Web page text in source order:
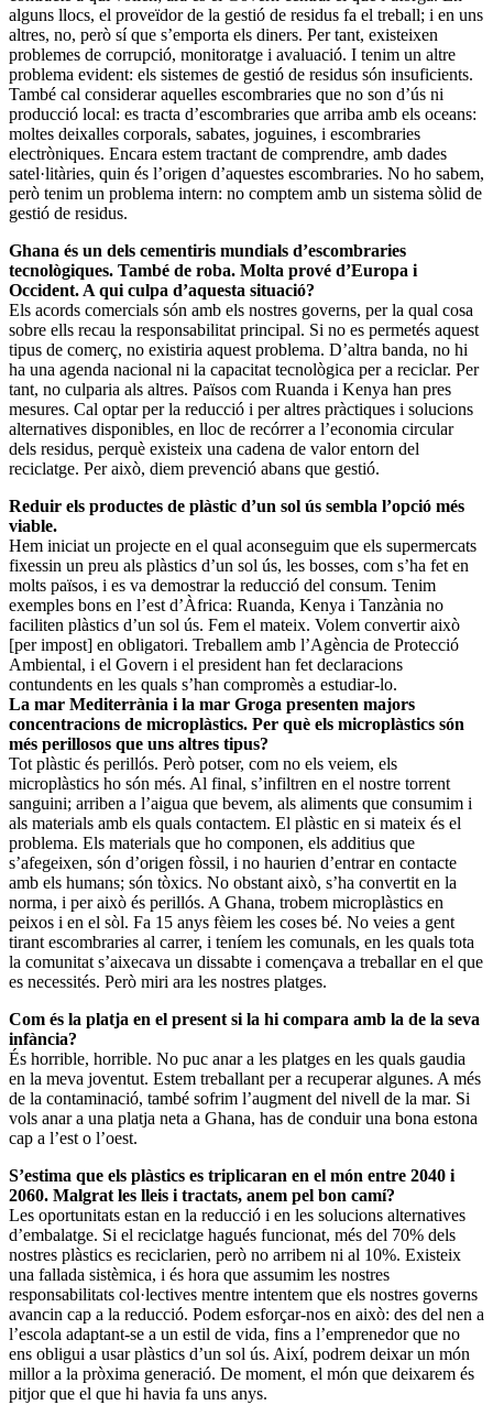
alguns llocs, el proveïdor de la gestió de residus fa el treball; i en uns
altres, no, però sí que s’emporta els diners. Per tant, existeixen
problemes de corrupció, monitoratge i avaluació. I tenim un altre
problema evident: els sistemes de gestió de residus són insuficients.
També cal considerar aquelles escombraries que no son d’ús ni
producció local: es tracta d’escombraries que arriba amb els oceans:
moltes deixalles corporals, sabates, joguines, i escombraries
electròniques. Encara estem tractant de comprendre, amb dades
satel·litàries, quin és l’origen d’aquestes escombraries. No ho sabem,
però tenim un problema intern: no comptem amb un sistema sòlid de
gestió de residus.
Ghana és un dels cementiris mundials d’escombraries
tecnològiques. També de roba. Molta prové d’Europa i
Occident. A qui culpa d’aquesta situació?
Els acords comercials són amb els nostres governs, per la qual cosa
sobre ells recau la responsabilitat principal. Si no es permetés aquest
tipus de comerç, no existiria aquest problema. D’altra banda, no hi
ha una agenda nacional ni la capacitat tecnològica per a reciclar. Per
tant, no culparia als altres. Països com Ruanda i Kenya han pres
mesures. Cal optar per la reducció i per altres pràctiques i solucions
alternatives disponibles, en lloc de recórrer a l’economia circular
dels residus, perquè existeix una cadena de valor entorn del
reciclatge. Per això, diem prevenció abans que gestió.
Reduir els productes de plàstic d’un sol ús sembla l’opció més
viable.
Hem iniciat un projecte en el qual aconseguim que els supermercats
fixessin un preu als plàstics d’un sol ús, les bosses, com s’ha fet en
molts països, i es va demostrar la reducció del consum. Tenim
exemples bons en l’est d’Àfrica: Ruanda, Kenya i Tanzània no
faciliten plàstics d’un sol ús. Fem el mateix. Volem convertir això
[per impost] en obligatori. Treballem amb l’Agència de Protecció
Ambiental, i el Govern i el president han fet declaracions
contundents en les quals s’han compromès a estudiar-lo.
La mar Mediterrània i la mar Groga presenten majors
concentracions de microplàstics. Per què els microplàstics són
més perillosos que uns altres tipus?
Tot plàstic és perillós. Però potser, com no els veiem, els
microplàstics ho són més. Al final, s’infiltren en el nostre torrent
sanguini; arriben a l’aigua que bevem, als aliments que consumim i
als materials amb els quals contactem. El plàstic en si mateix és el
problema. Els materials que ho componen, els additius que
s’afegeixen, són d’origen fòssil, i no haurien d’entrar en contacte
amb els humans; són tòxics. No obstant això, s’ha convertit en la
norma, i per això és perillós. A Ghana, trobem microplàstics en
peixos i en el sòl. Fa 15 anys fèiem les coses bé. No veies a gent
tirant escombraries al carrer, i teníem les comunals, en les quals tota
la comunitat s’aixecava un dissabte i començava a treballar en el que
es necessités. Però miri ara les nostres platges.
Com és la platja en el present si la hi compara amb la de la seva
infància?
És horrible, horrible. No puc anar a les platges en les quals gaudia
en la meva joventut. Estem treballant per a recuperar algunes. A més
de la contaminació, també sofrim l’augment del nivell de la mar. Si
vols anar a una platja neta a Ghana, has de conduir una bona estona
cap a l’est o l’oest.
S’estima que els plàstics es triplicaran en el món entre 2040 i
2060. Malgrat les lleis i tractats, anem pel bon camí?
Les oportunitats estan en la reducció i en les solucions alternatives
d’embalatge. Si el reciclatge hagués funcionat, més del 70% dels
nostres plàstics es reciclarien, però no arribem ni al 10%. Existeix
una fallada sistèmica, i és hora que assumim les nostres
responsabilitats col·lectives mentre intentem que els nostres governs
avancin cap a la reducció. Podem esforçar-nos en això: des del nen a
l’escola adaptant-se a un estil de vida, fins a l’emprenedor que no
ens obligui a usar plàstics d’un sol ús. Així, podrem deixar un món
millor a la pròxima generació. De moment, el món que deixarem és
pitjor que el que hi havia fa uns anys.